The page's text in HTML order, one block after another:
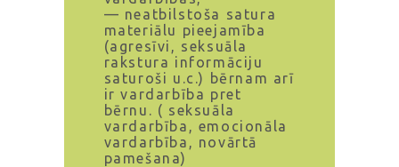
— neatbilstoša satura
materiālu pieejamība
(agresīvi, seksuāla
rakstura informāciju
saturoši u.c.) bērnam arī
ir vardarbība pret
bērnu. ( seksuāla
vardarbība, emocionāla
vardarbība, novārtā
pamešana)